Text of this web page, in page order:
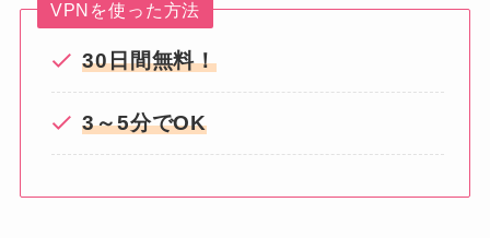
VPNを使った方法
30日間無料！
3～5分でOK